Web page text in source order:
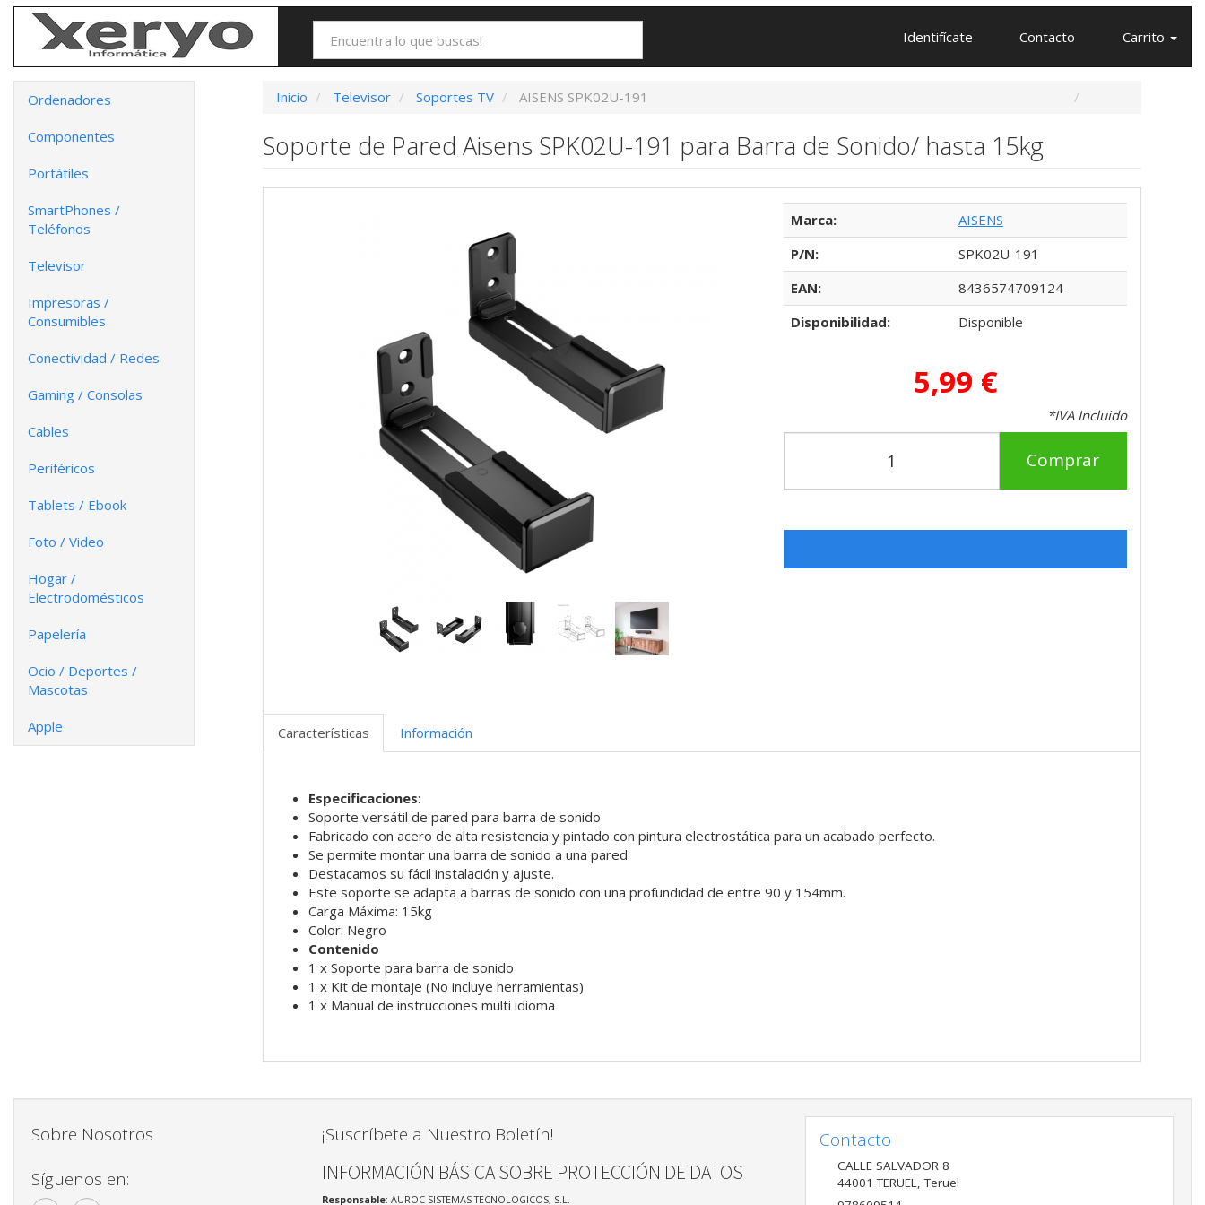
Identifícate Contacto Carrito
Ordenadores
Componentes
Portátiles
SmartPhones /
Teléfonos
Televisor
Impresoras /
Consumibles
Conectividad / Redes
Gaming / Consolas
Cables
Periféricos
Tablets / Ebook
Foto / Video
Hogar /
Electrodomésticos
Papelería
Ocio / Deportes /
Mascotas
Apple
Inicio Televisor Soportes TV AISENS SPK02U-191
Soporte de Pared Aisens SPK02U-191 para Barra de Sonido/ hasta 15kg
Marca:
AISENS
P/N:
SPK02U-191
EAN:
8436574709124
Disponibilidad:
Disponible
5,99 €
*IVA Incluido
Comprar
Características Información
Especificaciones:
Soporte versátil de pared para barra de sonido
Fabricado con acero de alta resistencia y pintado con pintura electrostática para un acabado perfecto.
Se permite montar una barra de sonido a una pared
Destacamos su fácil instalación y ajuste.
Este soporte se adapta a barras de sonido con una profundidad de entre 90 y 154mm.
Carga Máxima: 15kg
Color: Negro
Contenido
1 x Soporte para barra de sonido
1 x Kit de montaje (No incluye herramientas)
1 x Manual de instrucciones multi idioma
Sobre Nosotros
Síguenos en:
¡Suscríbete a Nuestro Boletín!
INFORMACIÓN BÁSICA SOBRE PROTECCIÓN DE DATOS
Responsable: AUROC SISTEMAS TECNOLOGICOS, S.L.
Contacto
CALLE SALVADOR 8
44001 TERUEL,Teruel